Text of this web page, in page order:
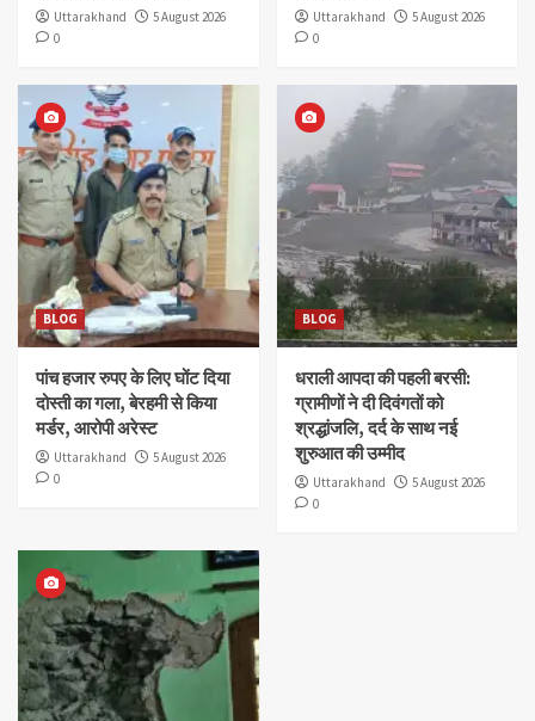
Uttarakhand
5 August 2026
0
Uttarakhand
5 August 2026
0
BLOG
पांच हजार रुपए के लिए घोंट दिया
दोस्ती का गला, बेरहमी से किया
मर्डर, आरोपी अरेस्ट
Uttarakhand
5 August 2026
0
BLOG
धराली आपदा की पहली बरसी:
ग्रामीणों ने दी दिवंगतों को
श्रद्धांजलि, दर्द के साथ नई
शुरुआत की उम्मीद
Uttarakhand
5 August 2026
0